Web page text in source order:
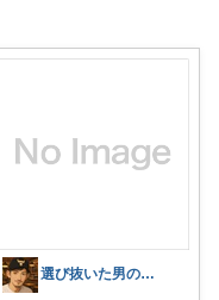
選び抜いた男のROOM